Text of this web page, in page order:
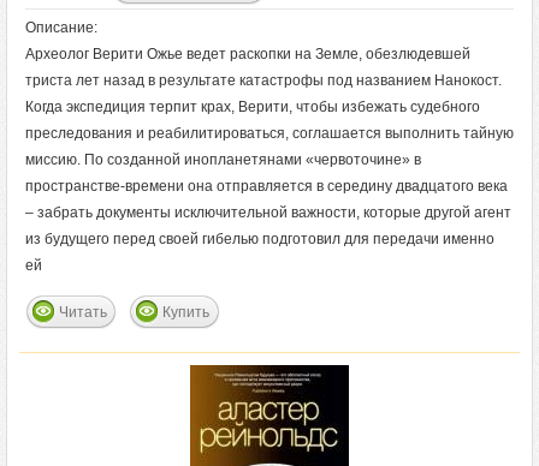
Описание:
Археолог Верити Ожье ведет раскопки на Земле, обезлюдевшей
триста лет назад в результате катастрофы под названием Нанокост.
Когда экспедиция терпит крах, Верити, чтобы избежать судебного
преследования и реабилитироваться, соглашается выполнить тайную
миссию. По созданной инопланетянами «червоточине» в
пространстве-времени она отправляется в середину двадцатого века
– забрать документы исключительной важности, которые другой агент
из будущего перед своей гибелью подготовил для передачи именно
ей
Читать Купить